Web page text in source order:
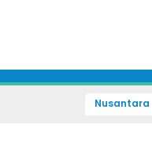
Nusantara